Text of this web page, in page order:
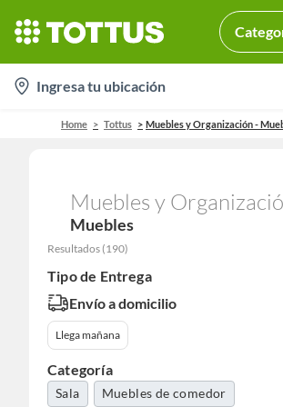
location-
icon
Ingresa tu ubicación
Home Tottus Muebles y Organización -
Muebles y
Muebles
Resultados (190)
Tipo de Entrega
Envío a domicilio
Llega mañana
Categoría
Sala Muebles de comedor